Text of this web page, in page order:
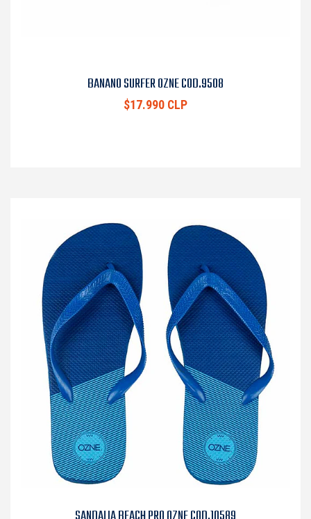
BANANO SURFER OZNE COD.9508
$17.990 CLP